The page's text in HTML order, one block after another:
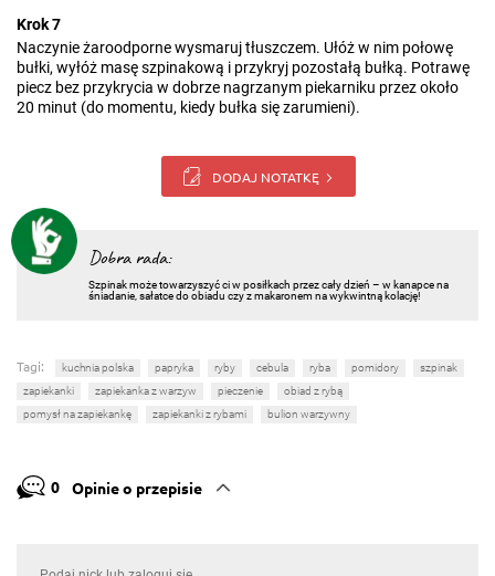
Krok 7
Naczynie żaroodporne wysmaruj tłuszczem. Ułóż w nim połowę
bułki, wyłóż masę szpinakową i przykryj pozostałą bułką. Potrawę
piecz bez przykrycia w dobrze nagrzanym piekarniku przez około
20 minut (do momentu, kiedy bułka się zarumieni).
DODAJ NOTATKĘ
Dobra rada:
Szpinak może towarzyszyć ci w posiłkach przez cały dzień – w kanapce na
śniadanie, sałatce do obiadu czy z makaronem na wykwintną kolację!
Tagi: kuchnia polska papryka ryby cebula ryba pomidory
szpinak
zapiekanki
zapiekanka z warzyw pieczenie
obiad z rybą
pomysł na zapiekankę
zapiekanki z rybami bulion warzywny
0 Opinie o przepisie